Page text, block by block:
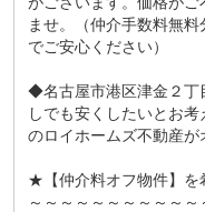
ませ。（仲介手数料無
でご安心ください）
◆名古屋市港区津金２丁
しでも安くしたいとお
のロイホームズ不動産が
★【仲介料オフ物件】を
～～～～～～～～～～